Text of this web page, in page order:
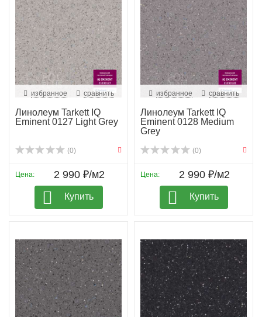
избранное сравнить
Линолеум Tarkett IQ
Eminent 0127 Light Grey
(0)
Цена: 2 990 ₽/м2
Купить
избранное сравнить
Линолеум Tarkett IQ
Eminent 0128 Medium
Grey
(0)
Цена: 2 990 ₽/м2
Купить